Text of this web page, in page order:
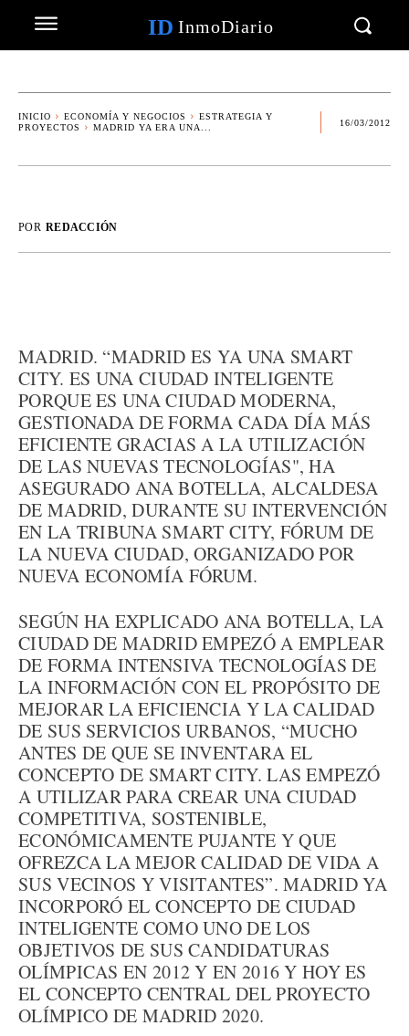
ID InmoDiario
INICIO ECONOMÍA Y NEGOCIOS
ESTRATEGIA Y
PROYECTOS
MADRID YA ERA UNA...
16/03/2012
POR REDACCIÓN
MADRID. “MADRID ES YA UNA SMART
CITY. ES UNA CIUDAD INTELIGENTE
PORQUE ES UNA CIUDAD MODERNA,
GESTIONADA DE FORMA CADA DÍA MÁS
EFICIENTE GRACIAS A LA UTILIZACIÓN
DE LAS NUEVAS TECNOLOGÍAS", HA
ASEGURADO ANA BOTELLA, ALCALDESA
DE MADRID, DURANTE SU INTERVENCIÓN
EN LA TRIBUNA SMART CITY, FÓRUM DE
LA NUEVA CIUDAD, ORGANIZADO POR
NUEVA ECONOMÍA FÓRUM.
SEGÚN HA EXPLICADO ANA BOTELLA, LA
CIUDAD DE MADRID EMPEZÓ A EMPLEAR
DE FORMA INTENSIVA TECNOLOGÍAS DE
LA INFORMACIÓN CON EL PROPÓSITO DE
MEJORAR LA EFICIENCIA Y LA CALIDAD
DE SUS SERVICIOS URBANOS, “MUCHO
ANTES DE QUE SE INVENTARA EL
CONCEPTO DE SMART CITY. LAS EMPEZÓ
A UTILIZAR PARA CREAR UNA CIUDAD
COMPETITIVA, SOSTENIBLE,
ECONÓMICAMENTE PUJANTE Y QUE
OFREZCA LA MEJOR CALIDAD DE VIDA A
SUS VECINOS Y VISITANTES”. MADRID YA
INCORPORÓ EL CONCEPTO DE CIUDAD
INTELIGENTE COMO UNO DE LOS
OBJETIVOS DE SUS CANDIDATURAS
OLÍMPICAS EN 2012 Y EN 2016 Y HOY ES
EL CONCEPTO CENTRAL DEL PROYECTO
OLÍMPICO DE MADRID 2020.